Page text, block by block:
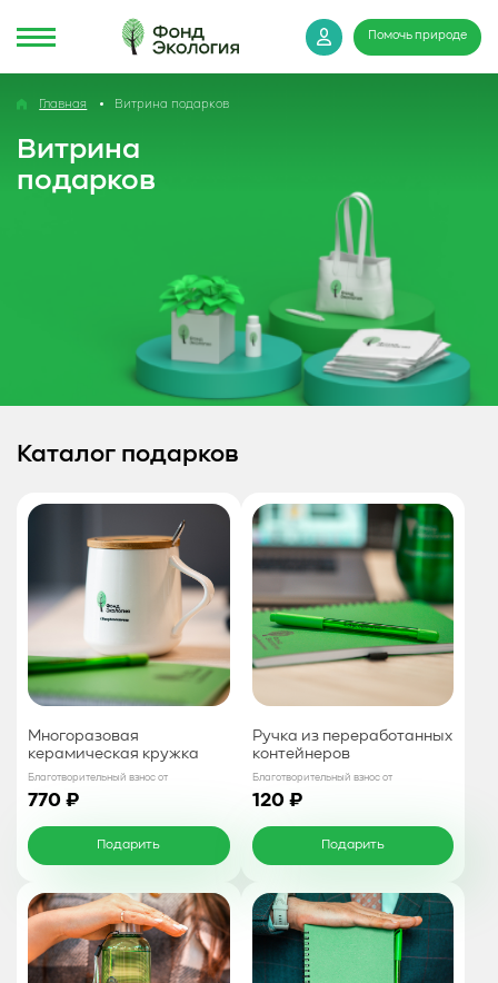
Помочь природе
Главная Витрина подарков
Витрина
подарков
Каталог подарков
Многоразовая
керамическая кружка
Благотворительный взнос от
770 ₽
Подарить
Ручка из переработанных
контейнеров
Благотворительный взнос от
120 ₽
Подарить